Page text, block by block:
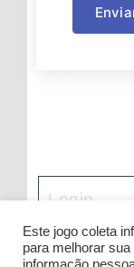
Este jogo coleta
para melhorar